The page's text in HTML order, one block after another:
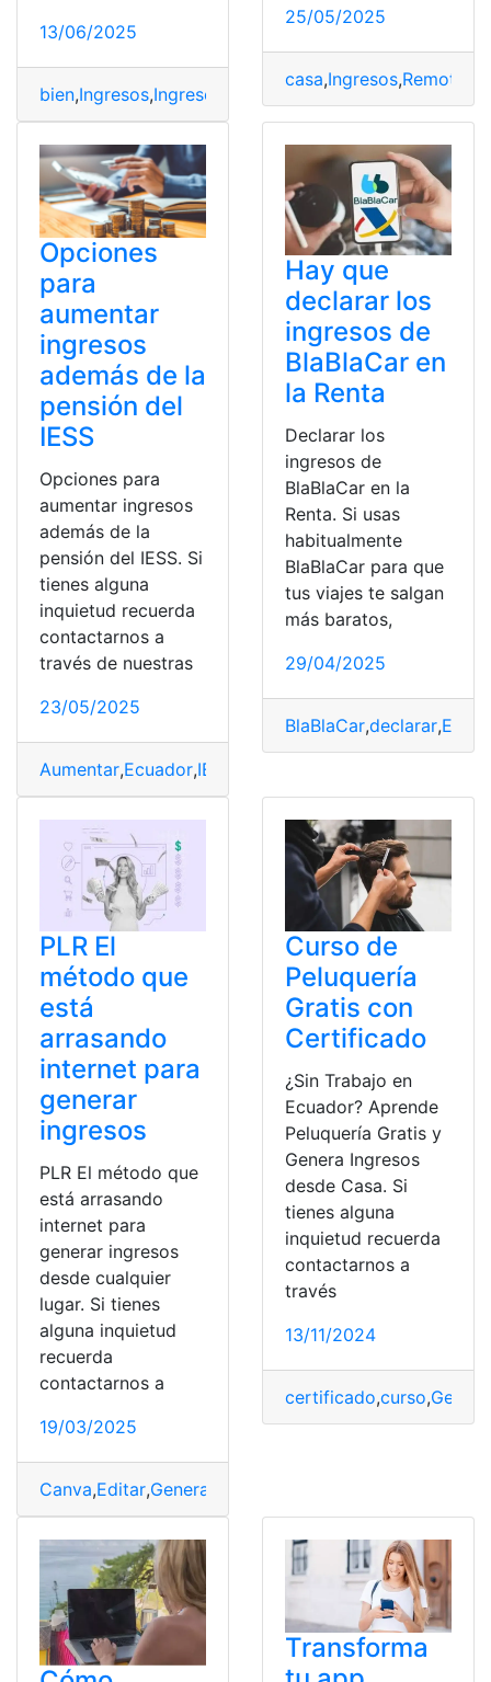
13/06/2025
bien,Ingresos,Ingresos Activos Ingresos Pasivos Vivir
25/05/2025
casa,Ingresos,Remoto
Opciones
para
aumentar
ingresos
además de la
pensión del
IESS
Opciones para
aumentar ingresos
además de la
pensión del IESS. Si
tienes alguna
inquietud recuerda
contactarnos a
través de nuestras
23/05/2025
Aumentar,Ecuador,IESS
Hay que
declarar los
ingresos de
BlaBlaCar en
la Renta
Declarar los
ingresos de
BlaBlaCar en la
Renta. Si usas
habitualmente
BlaBlaCar para que
tus viajes te salgan
más baratos,
29/04/2025
BlaBlaCar,declarar,
PLR El
método que
está
arrasando
internet para
generar
ingresos
PLR El método que
está arrasando
internet para
generar ingresos
desde cualquier
lugar. Si tienes
alguna inquietud
recuerda
contactarnos a
19/03/2025
Canva,Editar,Generar
Curso de
Peluquería
Gratis con
Certificado
¿Sin Trabajo en
Ecuador? Aprende
Peluquería Gratis y
Genera Ingresos
desde Casa. Si
tienes alguna
inquietud recuerda
contactarnos a
través
13/11/2024
certificado,curso,Genera
Transforma